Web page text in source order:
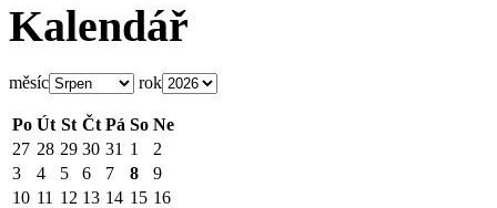
Kalendář
měsíc rok
Po Út St Čt Pá So Ne
27 28 29 30 31 1
2
3
4 5 6 7 8
9
10 11 12 13 14 15 16